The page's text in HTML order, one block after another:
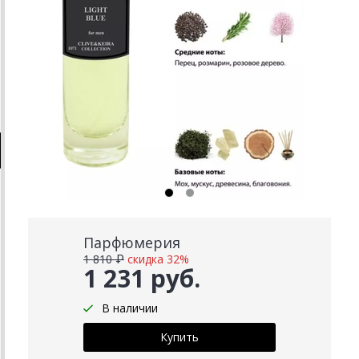
Парфюмерия
1 231 руб.
1 810 ₽ скидка 32%
В наличии